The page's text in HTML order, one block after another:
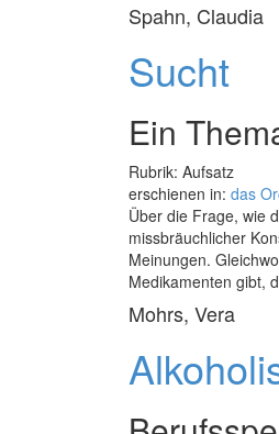
Spahn, Claudia
Sucht
Ein
Rubrik: Aufsatz
erschienen in: das
Über die Frage, wie
missbräuchlicher
Meinungen.
Medikamenten gibt,
Mohrs, Vera